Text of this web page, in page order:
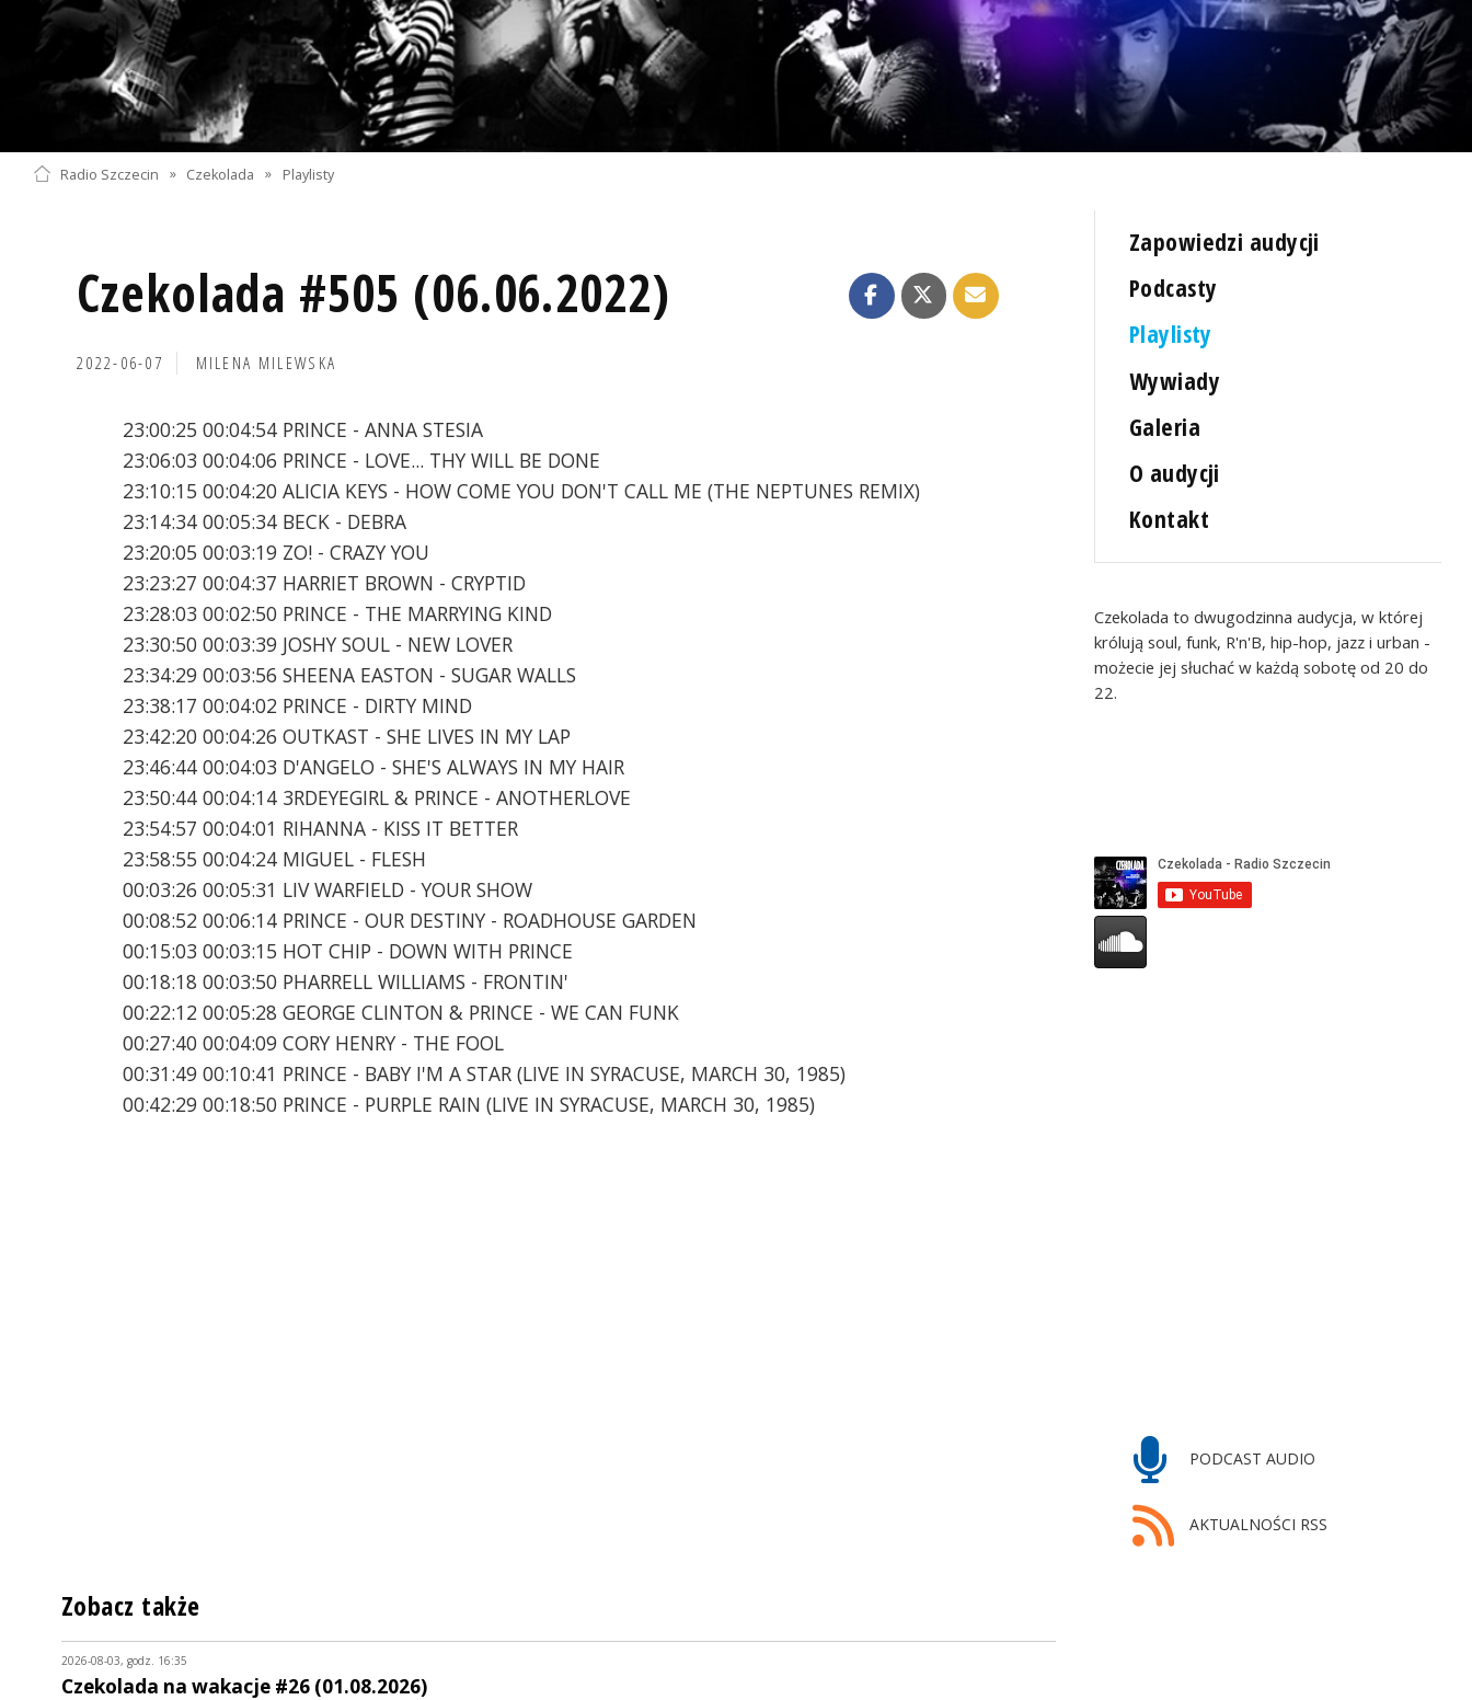
Radio Szczecin » Czekolada » Playlisty
Czekolada #505 (06.06.2022)
2022-06-07 MILENA MILEWSKA
23:00:25 00:04:54 PRINCE - ANNA STESIA
23:06:03 00:04:06 PRINCE - LOVE... THY WILL BE DONE
23:10:15 00:04:20 ALICIA KEYS - HOW COME YOU DON'T CALL ME (THE NEPTUNES REMIX)
23:14:34 00:05:34 BECK - DEBRA
23:20:05 00:03:19 ZO! - CRAZY YOU
23:23:27 00:04:37 HARRIET BROWN - CRYPTID
23:28:03 00:02:50 PRINCE - THE MARRYING KIND
23:30:50 00:03:39 JOSHY SOUL - NEW LOVER
23:34:29 00:03:56 SHEENA EASTON - SUGAR WALLS
23:38:17 00:04:02 PRINCE - DIRTY MIND
23:42:20 00:04:26 OUTKAST - SHE LIVES IN MY LAP
23:46:44 00:04:03 D'ANGELO - SHE'S ALWAYS IN MY HAIR
23:50:44 00:04:14 3RDEYEGIRL & PRINCE - ANOTHERLOVE
23:54:57 00:04:01 RIHANNA - KISS IT BETTER
23:58:55 00:04:24 MIGUEL - FLESH
00:03:26 00:05:31 LIV WARFIELD - YOUR SHOW
00:08:52 00:06:14 PRINCE - OUR DESTINY - ROADHOUSE GARDEN
00:15:03 00:03:15 HOT CHIP - DOWN WITH PRINCE
00:18:18 00:03:50 PHARRELL WILLIAMS - FRONTIN'
00:22:12 00:05:28 GEORGE CLINTON & PRINCE - WE CAN FUNK
00:27:40 00:04:09 CORY HENRY - THE FOOL
00:31:49 00:10:41 PRINCE - BABY I'M A STAR (LIVE IN SYRACUSE, MARCH 30, 1985)
00:42:29 00:18:50 PRINCE - PURPLE RAIN (LIVE IN SYRACUSE, MARCH 30, 1985)
Zapowiedzi audycji
Podcasty
Playlisty
Wywiady
Galeria
O audycji
Kontakt
Czekolada to dwugodzinna audycja, w której
królują soul, funk, R'n'B, hip-hop, jazz i urban -
możecie jej słuchać w każdą sobotę od 20 do
22.
PODCAST AUDIO
AKTUALNOŚCI RSS
Zobacz także
2026-08-03, godz. 16:35
Czekolada na wakacje #26 (01.08.2026)